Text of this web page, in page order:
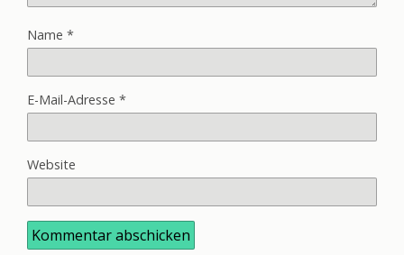
Name *
E-Mail-Adresse *
Website